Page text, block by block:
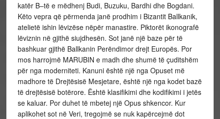
katër B–të e mëdhenj Budi, Buzuku, Bardhi dhe Bogdani.
Këto vepra që përmenda janë prodhim i Bizantit Ballkanik,
atelietë ishin lëvizëse nëpër manastire. Piktorët ikonografë
lëviznin në gjithë siujdhesën. Sot janë një baze për të
bashkuar gjithë Ballkanin Perëndimor drejt Europës. Por
mos harrojmë MARUBIN e madh dhe shumë të çuditshëm
për nga moderniteti. Kanuni është një nga Opuset më
madhore të Drejtësisë Mesjetare, është një nga kodet bazë
të drejtësisë botërore. Është klasifikimi dhe kodifikimi i jetës
se kaluar. Por duhet të mbetej një Opus shkencor. Kur
aplikohet sot në Veri, tregojmë se nuk kapërcejmë dot